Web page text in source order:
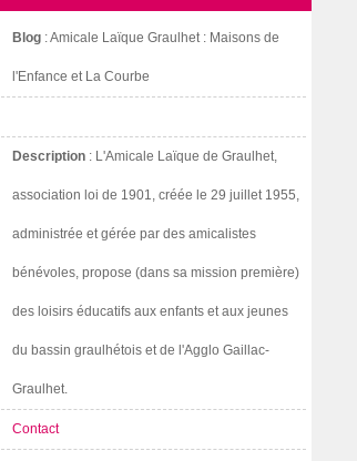
Blog : Amicale Laïque Graulhet : Maisons de
l'Enfance et La Courbe
Description : L'Amicale Laïque de Graulhet,
association loi de 1901, créée le 29 juillet 1955,
administrée et gérée par des amicalistes
bénévoles, propose (dans sa mission première)
des loisirs éducatifs aux enfants et aux jeunes
du bassin graulhétois et de l'Agglo Gaillac-
Graulhet.
Contact